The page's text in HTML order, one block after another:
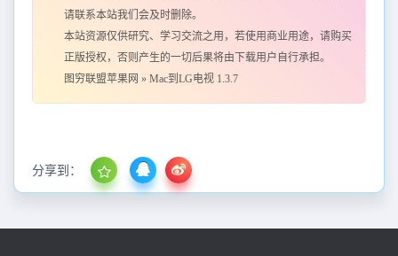
请联系本站我们会及时删除。
本站资源仅供研究、学习交流之用，若使用商业用途，请购买
正版授权，否则产生的一切后果将由下载用户自行承担。
图穷联盟苹果网 » Mac到LG电视 1.3.7
分享到：